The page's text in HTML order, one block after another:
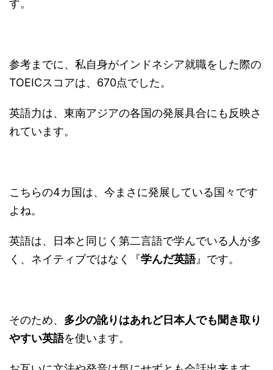
す。
参考までに、私自身がインドネシア就職をした際の
TOEICスコアは、670点でした。
英語力は、東南アジアの各国の発展具合にも反映さ
れています。
こちらの4カ国は、今まさに発展している国々です
よね。
英語は、日本と同じく第二言語で学んでいる人が多
く、ネイティブではなく『学んだ英語』です。
そのため、 多少の訛りはあれど日本人でも聞き取り
やすい英語を使います。